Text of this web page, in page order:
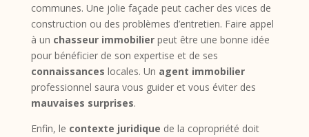
communes. Une jolie façade peut cacher des vices de
construction ou des problèmes d’entretien. Faire appel
à un chasseur immobilierpeut être une bonne idée
pour bénéficier de son expertise et de ses
connaissances locales. Un agent immobilier
professionnel saura vous guider et vous éviter des
mauvaises surprises.
Enfin, le contexte juridique de la copropriété doit